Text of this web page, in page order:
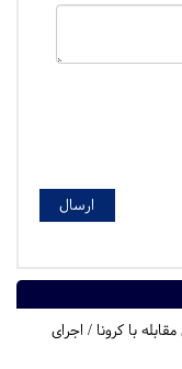
با کرونا / اجرای